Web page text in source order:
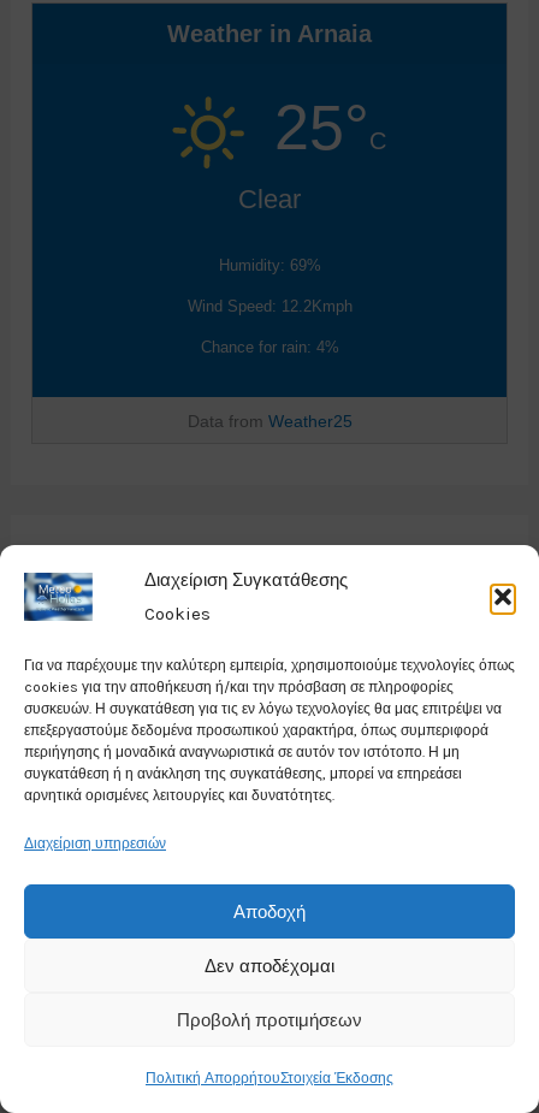
Διαχείριση Συγκατάθεσης
Cookies
Για να παρέχουμε την καλύτερη εμπειρία, χρησιμοποιούμε τεχνολογίες όπως
cookies για την αποθήκευση ή/και την πρόσβαση σε πληροφορίες
συσκευών. Η συγκατάθεση για τις εν λόγω τεχνολογίες θα μας επιτρέψει να
επεξεργαστούμε δεδομένα προσωπικού χαρακτήρα, όπως συμπεριφορά
περιήγησης ή μοναδικά αναγνωριστικά σε αυτόν τον ιστότοπο. Η μη
συγκατάθεση ή η ανάκληση της συγκατάθεσης, μπορεί να επηρεάσει
αρνητικά ορισμένες λειτουργίες και δυνατότητες.
Διαχείριση υπηρεσιών
Αποδοχή
Δεν αποδέχομαι
Προβολή προτιμήσεων
Πολιτική ΑπορρήτουΣτοιχεία Έκδοσης
Weather in Arnaia
25°C
Clear
Humidity: 69%
Wind Speed: 12.2Kmph
Chance for rain: 4%
Data from Weather25
Weather in Ioannina
17°C
Clear
Chance for rain: 1%
Data fromWeather25
ν
τ
ε
κ
λ
ι
ο
κ
ο
μ
ί